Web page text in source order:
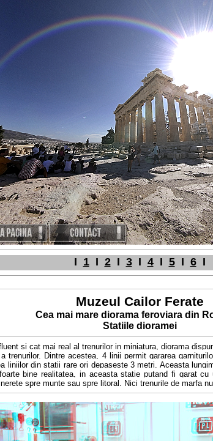
Muzeul Cailor Ferate
Cea mai mare diorama feroviara din
Statiile dioramei
si cat mai real al trenurilor in miniatura, diorama
trenurilor. Dintre acestea, 4 linii permit gararea
liniilor din statii rare ori depaseste 3 metri. Aceasta
bine realitatea, in aceasta statie putand fi garat
spre munte sau spre litoral. Nici trenurile de marfa